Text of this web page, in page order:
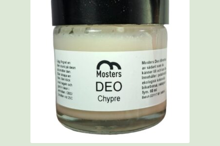
Naturliga salvor
Välkommen till MOSTERS BUTIK